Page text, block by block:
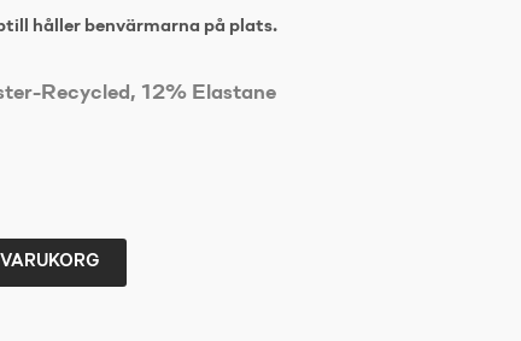
håller benvärmarna på plats.
Recycled, 12% Elastane